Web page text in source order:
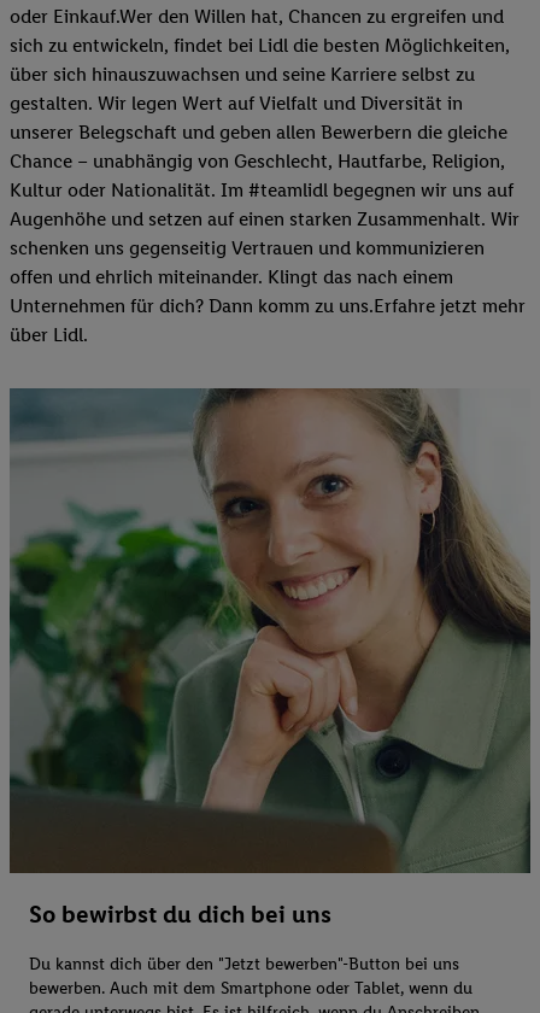
oder Einkauf.Wer den Willen hat, Chancen zu ergreifen und
sich zu entwickeln, findet bei Lidl die besten Möglichkeiten,
über sich hinauszuwachsen und seine Karriere selbst zu
gestalten. Wir legen Wert auf Vielfalt und Diversität in
unserer Belegschaft und geben allen Bewerbern die gleiche
Chance – unabhängig von Geschlecht, Hautfarbe, Religion,
Kultur oder Nationalität. Im #teamlidl begegnen wir uns auf
Augenhöhe und setzen auf einen starken Zusammenhalt. Wir
schenken uns gegenseitig Vertrauen und kommunizieren
offen und ehrlich miteinander. Klingt das nach einem
Unternehmen für dich? Dann komm zu uns.​Erfahre jetzt mehr
über Lidl.
So bewirbst du dich bei uns
Du kannst dich über den "Jetzt bewerben"-Button bei uns
bewerben. Auch mit dem Smartphone oder Tablet, wenn du